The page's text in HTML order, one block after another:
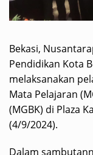
Bekasi,
Pendidikan Kota
melaksanakan
Mata Pelajaran
(MGBK) di Plaza
(4/9/2024).
Dalam